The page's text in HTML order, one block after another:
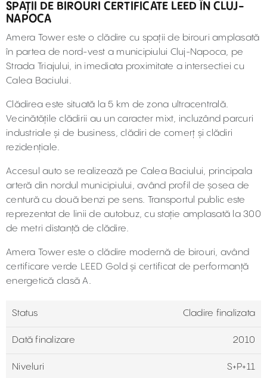
SPAȚII DE BIROURI CERTIFICATE LEED ÎN CLUJ-
NAPOCA
Amera Tower este o clădire cu spații de birouri amplasată
în partea de nord-vest a municipiului Cluj-Napoca, pe
Strada Triajului, in imediata proximitate a intersectiei cu
Calea Baciului.
Clădirea este situată la 5 km de zona ultracentrală.
Vecinătățile clădirii au un caracter mixt, incluzând parcuri
industriale și de business, clădiri de comerț și clădiri
rezidențiale.
Accesul auto se realizează pe Calea Baciului, principala
arteră din nordul municipiului, având profil de șosea de
centură cu două benzi pe sens. Transportul public este
reprezentat de linii de autobuz, cu stație amplasată la 300
de metri distanță de clădire.
Amera Tower este o clădire modernă de birouri, având
certificare verde LEED Gold și certificat de performanță
energetică clasă A.
Status Cladire finalizata
Dată finalizare 2010
Niveluri S+P+11